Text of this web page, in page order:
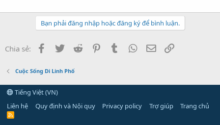
Bạn phải đăng nhập hoặc đăng ký để bình luận.
Chia sẻ: Facebook
Twitter Reddit PinterestTumblr WhatsApp
Email
Cuộc Sống Di Linh Phố
Tiếng Việt (VN)
Liên hệ
Quy định và Nội quy Privacy policy Trợ giúp Trang chủ
R